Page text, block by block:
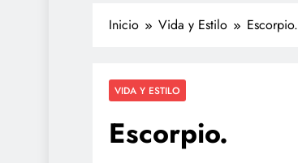
Inicio Vida y Estilo Escorpio.
VIDA Y ESTILO
Escorpio.